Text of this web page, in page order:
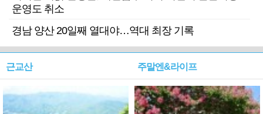
운영도 취소
경남 양산 20일째 열대야…역대 최장 기록
근교산 주말엔&라이프